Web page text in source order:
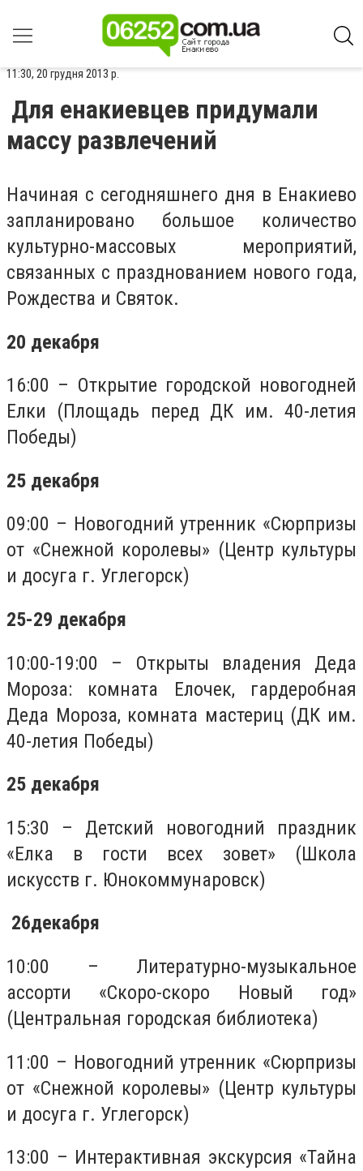
11:30, 20 грудня 2013 р.
Для енакиевцев придумали
массу развлечений
Начиная с сегодняшнего дня в Енакиево
запланировано большое количество
культурно-массовых мероприятий,
связанных с празднованием нового года,
Рождества и Святок.
20 декабря
16:00 – Открытие городской новогодней
Елки (Площадь перед ДК им. 40-летия
Победы)
25 декабря
09:00 – Новогодний утренник «Сюрпризы
от «Снежной королевы» (Центр культуры
и досуга г. Углегорск)
25-29 декабря
10:00-19:00 – Открыты владения Деда
Мороза: комната Елочек, гардеробная
Деда Мороза, комната мастериц (ДК им.
40-летия Победы)
25 декабря
15:30 – Детский новогодний праздник
«Елка в гости всех зовет» (Школа
искусств г. Юнокоммунаровск)
26декабря
10:00 – Литературно-музыкальное
ассорти «Скоро-скоро Новый год»
(Центральная городская библиотека)
11:00 – Новогодний утренник «Сюрпризы
от «Снежной королевы» (Центр культуры
и досуга г. Углегорск)
13:00 – Интерактивная экскурсия «Тайна